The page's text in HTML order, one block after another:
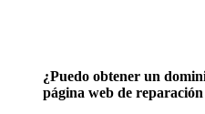
¿Puedo obtener un
página web de